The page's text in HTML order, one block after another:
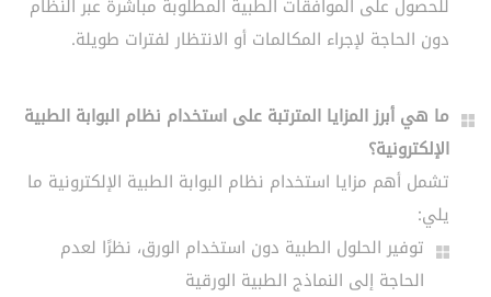
للحصول على الموافقات الطبية المطلوبة مباشرة عبر النظام
دون الحاجة لإجراء المكالمات أو الانتظار لفترات طويلة.
ما هي أبرز المزايا المترتبة على استخدام نظام البوابة الطبية
الإلكترونية؟
تشمل أهم مزايا استخدام نظام البوابة الطبية الإلكترونية ما
يلي:
توفير الحلول الطبية دون استخدام الورق، نظرًا لعدم
الحاجة إلى النماذج الطبية الورقية